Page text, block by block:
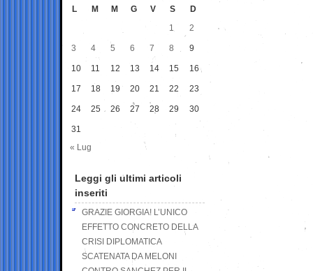
L M M G V S
D
1
2
3 4 5 6 7 8 9
10 11 12 13 14 15 16
17 18 19 20 21 22 23
24 25 26 27 28 29 30
31
« Lug
Leggi gli ultimi articoli
inseriti
GRAZIE GIORGIA! L’UNICO
EFFETTO CONCRETO DELLA
CRISI DIPLOMATICA
SCATENATA DA MELONI